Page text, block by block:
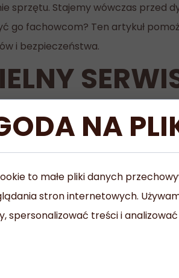
sprzętu. Stajemy wówczas przed
go fachowcom? Ten artykuł
i bezpieczeństwa.
doskonały sposób na
nie wymaga
zadań nie tylko przedłuża
fundament dbałości o rower,
wykonać we własnym
wrogiem napędu, dlatego
roweru kluczowe jest
NA
to małe pliki danych
stron internetowych.
spersonalizować treści i